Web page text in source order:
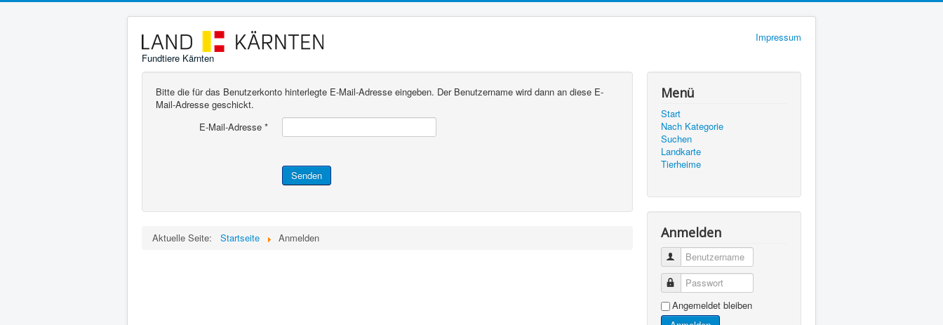
Fundtiere Kärnten
Impressum
Bitte die für das Benutzerkonto hinterlegte E-Mail-Adresse eingeben. Der Benutzername wird dann an diese E-
Mail-Adresse geschickt.
E-Mail-Adresse *
Senden
Aktuelle Seite: Startseite Anmelden
Menü
Start
Nach Kategorie
Suchen
Landkarte
Tierheime
Anmelden
Benutzername
Passwort
Angemeldet bleiben